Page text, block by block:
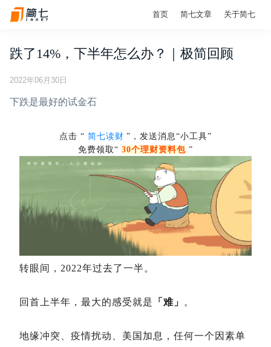
首页 简七文章 关于简七
跌了14%，下半年怎么办？｜极简回顾
2022年06月30日
下跌是最好的试金石
点击 “ 简七读财 ”，发送消息“小工具”
免费领取“ 30个理财资料包 ”
转眼间，2022年过去了一半。
回首上半年，最大的感受就是 「难」 。
地缘冲突、疫情扰动、美国加息，任何一个因素单